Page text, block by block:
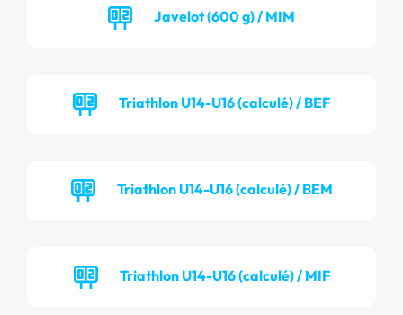
Javelot (600 g) / MIM
Triathlon U14-U16 (calculé) / BEF
Triathlon U14-U16 (calculé) / BEM
Triathlon U14-U16 (calculé) / MIF